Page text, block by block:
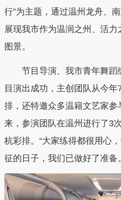
行”为主题，通过温州龙舟、
展现我市作为温润之州、活
图景。
节目导演、我市青年舞蹈
目演出成功，主创团队从今
排，还特邀众多温籍文艺家参
来，参演团队在温州进行了3
杭彩排。“大家练得都很用心
征的日子，我们已做好了准备